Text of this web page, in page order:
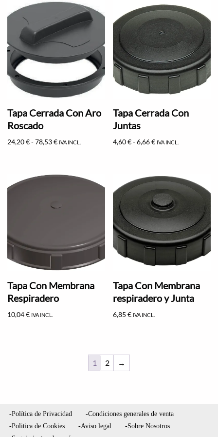
Tapa Cerrada Con Aro
Roscado
24,20€-78,53€ IVA INCL.
Tapa Cerrada Con
Juntas
4,60€-6,66€ IVA INCL.
Tapa Con Membrana
Respiradero
10,04€ IVA INCL.
Tapa Con Membrana
respiradero y Junta
6,85€ IVA INCL.
1 2 →
-Política de Privacidad
-Condiciones generales de venta
-Politica de Cookies
-Aviso legal
-Sobre Nosotros